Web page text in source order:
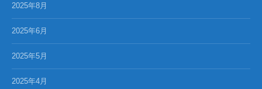
2025年8月
2025年6月
2025年5月
2025年4月